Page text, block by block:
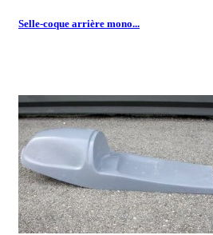
Selle-coque arrière mono...